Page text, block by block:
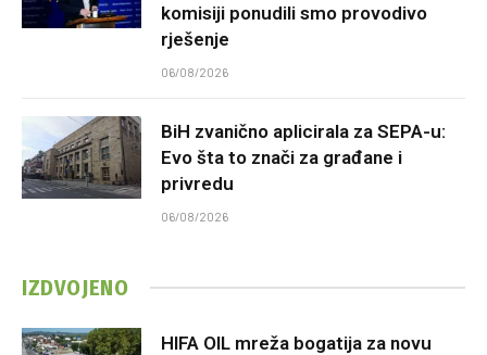
komisiji ponudili smo provodivo
rješenje
06/08/2026
BiH zvanično aplicirala za SEPA-u:
Evo šta to znači za građane i
privredu
06/08/2026
IZDVOJENO
HIFA OIL mreža bogatija za novu